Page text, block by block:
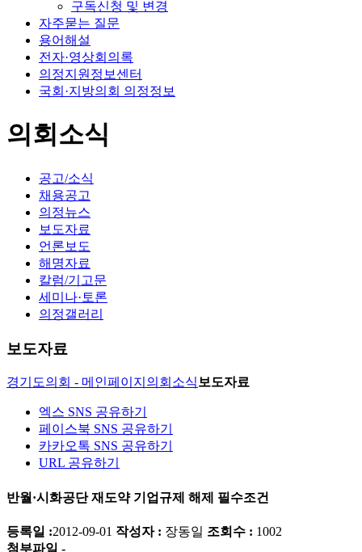
구독신청 및 변경
자주묻는 질문
용어해설
전자·영상회의록
의정지원정보센터
국회·지방의회 의정정보
의회소식
공고/소식
채용공고
의정뉴스
보도자료
언론보도
해명자료
칼럼/기고문
세미나·토론
의정갤러리
보도자료
경기도의회 - 메인페이지 의회소식보도자료
엑스 SNS 공유하기
페이스북 SNS 공유하기
카카오톡 SNS 공유하기
URL 공유하기
반월·시화공단 재도약 기업규제 해제 필수조건
등록일 :2012-09-01 작성자 : 장동일 조회수 : 1002
첨부파일 -